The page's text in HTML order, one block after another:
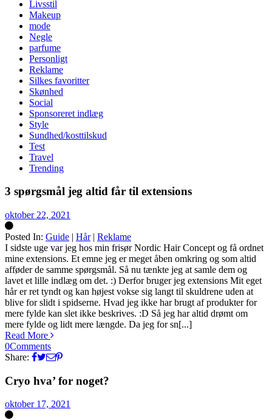
Livsstil
Makeup
mode
Negle
parfume
Personligt
Reklame
Silkes favoritter
Skønhed
Social
Sponsoreret indlæg
Style
Sundhed/kosttilskud
Test
Travel
Trending
3 spørgsmål jeg altid får til extensions
oktober 22, 2021
Posted In: Guide | Hår| Reklame
Silke
I sidste uge var jeg hos min frisør Nordic Hair Concept og få ordnet
mine extensions. Et emne jeg er meget åben omkring og som altid
afføder de samme spørgsmål. Så nu tænkte jeg at samle dem og
lavet et lille indlæg om det. :) Derfor bruger jeg extensions Mit eget
hår er ret tyndt og kan højest vokse sig langt til skuldrene uden at
blive for slidt i spidserne. Hvad jeg ikke har brugt af produkter for
mere fylde kan slet ikke beskrives. :D Så jeg har altid drømt om
mere fylde og lidt mere længde. Da jeg for sn[...]
Read More
0Comments
Share:
Cryo hva’ for noget?
oktober 17, 2021